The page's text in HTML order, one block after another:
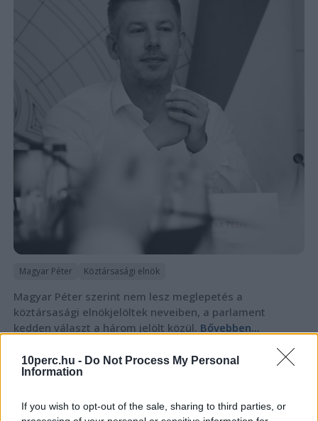
10perc.hu - Do Not Process My Personal
Information
If you wish to opt-out of the sale, sharing to third parties, or
Magyar Péter Köztársasági elnök
Magyar Péter szerint nem lesz meglepetés a
köztársasági elnökjelöltek neveiben, a parlament
kedden választ a három jelölt közül. Bővebben...
BELFÖLD 2026. augusztus 7.
Online felületen várják a javaslatokat a